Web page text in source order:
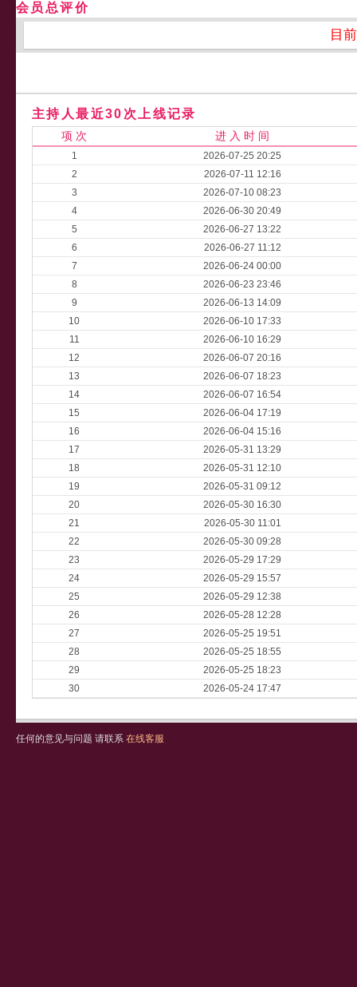
会员总评价
目
主持人最近30次上线记录
项 次 进 入 时 间
1
2026-07-25 20:25
2
2026-07-11 12:16
3
2026-07-10 08:23
4
2026-06-30 20:49
5
2026-06-27 13:22
6
2026-06-27 11:12
7
2026-06-24 00:00
8
2026-06-23 23:46
9
2026-06-13 14:09
10
2026-06-10 17:33
11
2026-06-10 16:29
12
2026-06-07 20:16
13
2026-06-07 18:23
14
2026-06-07 16:54
15
2026-06-04 17:19
16
2026-06-04 15:16
17
2026-05-31 13:29
18
2026-05-31 12:10
19
2026-05-31 09:12
20
2026-05-30 16:30
21
2026-05-30 11:01
22
2026-05-30 09:28
23
2026-05-29 17:29
24
2026-05-29 15:57
25
2026-05-29 12:38
26
2026-05-28 12:28
27
2026-05-25 19:51
28
2026-05-25 18:55
29
2026-05-25 18:23
30
2026-05-24 17:47
任何的意见与问题 请联系 在线客服